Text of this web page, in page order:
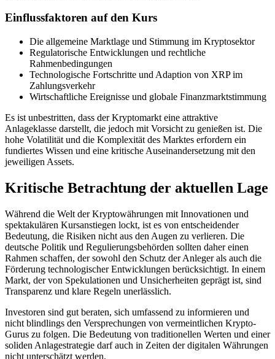
Einflussfaktoren auf den Kurs
Die allgemeine Marktlage und Stimmung im Kryptosektor
Regulatorische Entwicklungen und rechtliche
Rahmenbedingungen
Technologische Fortschritte und Adaption von XRP im
Zahlungsverkehr
Wirtschaftliche Ereignisse und globale Finanzmarktstimmung
Es ist unbestritten, dass der Kryptomarkt eine attraktive
Anlageklasse darstellt, die jedoch mit Vorsicht zu genießen ist. Die
hohe Volatilität und die Komplexität des Marktes erfordern ein
fundiertes Wissen und eine kritische Auseinandersetzung mit den
jeweiligen Assets.
Kritische Betrachtung der aktuellen Lage
Während die Welt der Kryptowährungen mit Innovationen und
spektakulären Kursanstiegen lockt, ist es von entscheidender
Bedeutung, die Risiken nicht aus den Augen zu verlieren. Die
deutsche Politik und Regulierungsbehörden sollten daher einen
Rahmen schaffen, der sowohl den Schutz der Anleger als auch die
Förderung technologischer Entwicklungen berücksichtigt. In einem
Markt, der von Spekulationen und Unsicherheiten geprägt ist, sind
Transparenz und klare Regeln unerlässlich.
Investoren sind gut beraten, sich umfassend zu informieren und
nicht blindlings den Versprechungen von vermeintlichen Krypto-
Gurus zu folgen. Die Bedeutung von traditionellen Werten und einer
soliden Anlagestrategie darf auch in Zeiten der digitalen Währungen
nicht unterschätzt werden.